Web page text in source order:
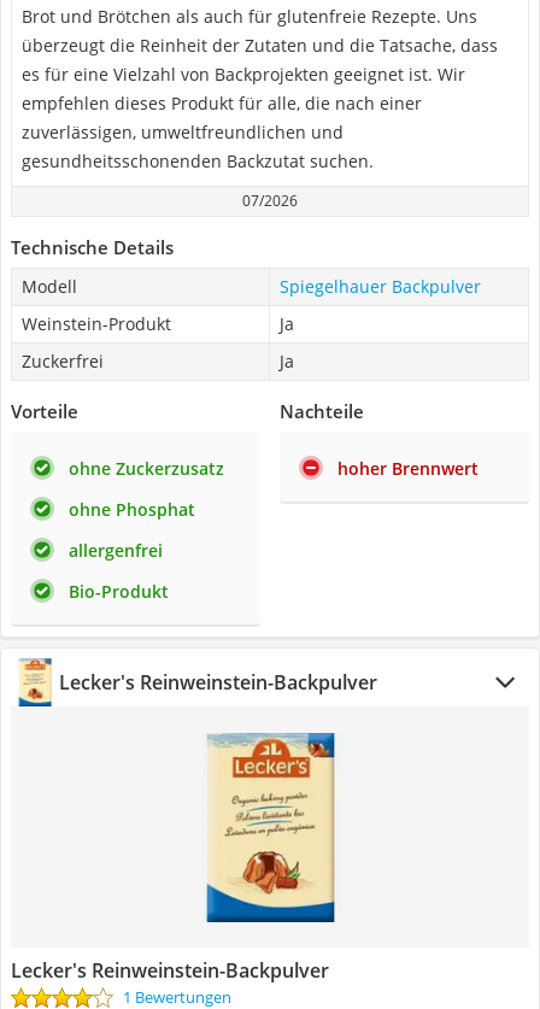
Brot und Brötchen als auch für glutenfreie Rezepte. Uns
überzeugt die Reinheit der Zutaten und die Tatsache, dass
es für eine Vielzahl von Backprojekten geeignet ist. Wir
empfehlen dieses Produkt für alle, die nach einer
zuverlässigen, umweltfreundlichen und
gesundheitsschonenden Backzutat suchen.
07/2026
Technische Details
Modell
Spiegelhauer Backpulver
Weinstein-Produkt
Ja
Zuckerfrei
Ja
Vorteile
ohne Zuckerzusatz
ohne Phosphat
allergenfrei
Bio-Produkt
Nachteile
hoher Brennwert
Lecker's Reinweinstein-Backpulver
Lecker's Reinweinstein-Backpulver
1 Bewertungen